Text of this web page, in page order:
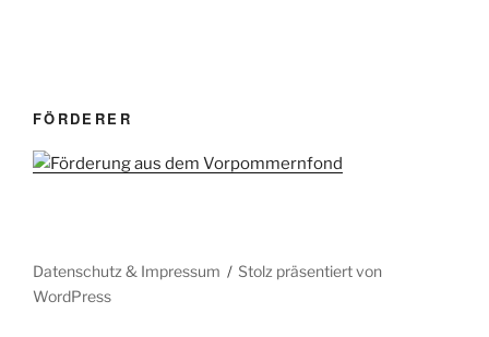
FÖRDERER
Datenschutz & Impressum
Stolz präsentiert von
WordPress